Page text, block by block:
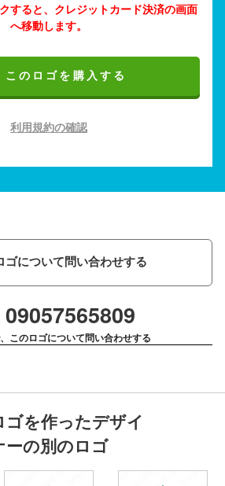
すると、クレジットカード決済の画面
へ移動します。
このロゴを購入する
利用規約の確認
ゴについて問い合わせする
このロゴについて問い合わせする
ゴを作ったデザイ
ーの別のロゴ